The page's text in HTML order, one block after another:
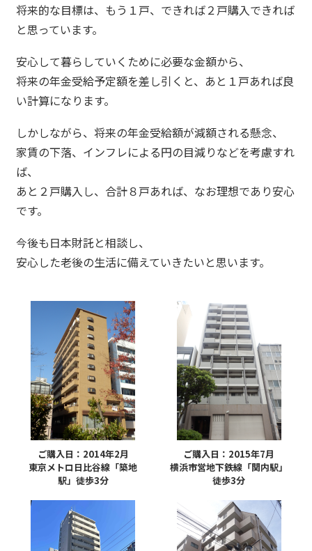
将来的な目標は、もう１戸、できれば２戸購入できれば
と思っています。
安心して暮らしていくために必要な金額から、
将来の年金受給予定額を差し引くと、あと１戸あれば良
い計算になります。
しかしながら、将来の年金受給額が減額される懸念、
家賃の下落、インフレによる円の目減りなどを考慮すれ
ば、
あと２戸購入し、合計８戸あれば、なお理想であり安心
です。
今後も日本財託と相談し、
安心した老後の生活に備えていきたいと思います。
ご購入日：2014年2月
東京メトロ日比谷線「築地
駅」徒歩3分
ご購入日：2015年7月
横浜市営地下鉄線「関内駅」
徒歩3分